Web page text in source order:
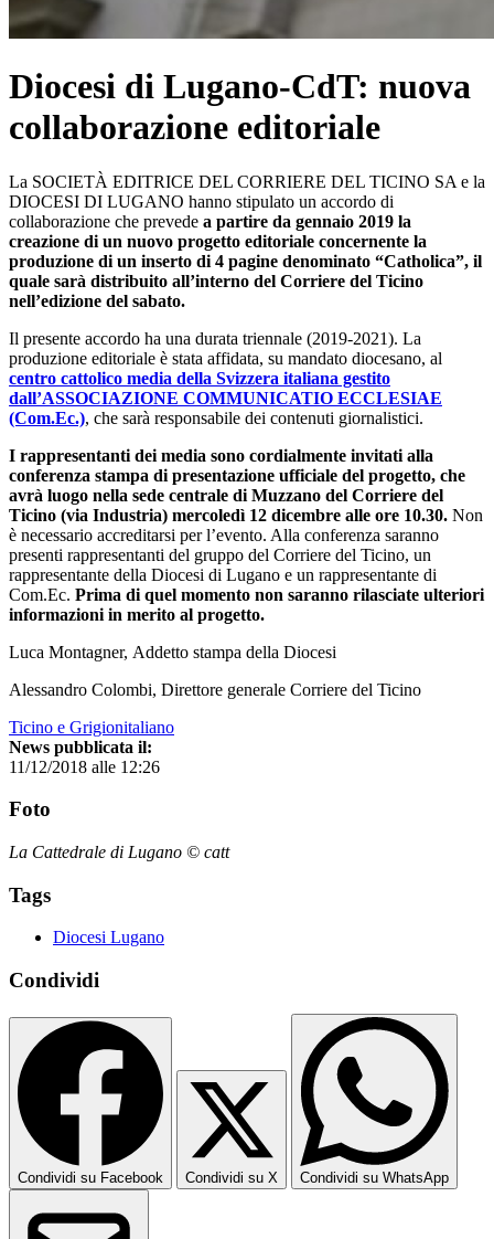
Diocesi di Lugano-CdT: nuova
collaborazione editoriale
La SOCIETÀ EDITRICE DEL CORRIERE DEL TICINO SA e la
DIOCESI DI LUGANO hanno stipulato un accordo di
collaborazione che prevede a partire da gennaio 2019 la
creazione di un nuovo progetto editoriale concernente la
produzione di un inserto di 4 pagine denominato “Catholica”, il
quale sarà distribuito all’interno del Corriere del Ticino
nell’edizione del sabato.
Il presente accordo ha una durata triennale (2019-2021). La
produzione editoriale è stata affidata, su mandato diocesano, al
centro cattolico media della Svizzera italiana gestito
dall’ASSOCIAZIONE COMMUNICATIO ECCLESIAE
(Com.Ec.), che sarà responsabile dei contenuti giornalistici.
I rappresentanti dei media sono cordialmente invitati alla
conferenza stampa di presentazione ufficiale del progetto, che
avrà luogo nella sede centrale di Muzzano del Corriere del
Ticino (via Industria) mercoledì 12 dicembre alle ore 10.30. Non
è necessario accreditarsi per l’evento. Alla conferenza saranno
presenti rappresentanti del gruppo del Corriere del Ticino, un
rappresentante della Diocesi di Lugano e un rappresentante di
Com.Ec. Prima di quel momento non saranno rilasciate ulteriori
informazioni in merito al progetto.
Luca Montagner, Addetto stampa della Diocesi
Alessandro Colombi, Direttore generale Corriere del Ticino
Ticino e Grigionitaliano
News pubblicata il:
11/12/2018 alle 12:26
Foto
La Cattedrale di Lugano © catt
Tags
Diocesi Lugano
Condividi
Condividi su Facebook Condividi su X Condividi su WhatsApp